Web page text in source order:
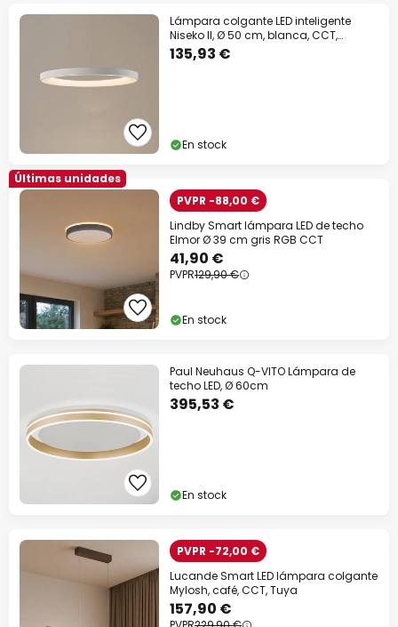
Lámpara colgante LED inteligente
Niseko II, Ø 50 cm, blanca, CCT,
atenuable
135,93 €
En stock
Últimas unidades
PVPR -88,00 €
Lindby Smart lámpara LED de techo
Elmor Ø 39 cm gris RGB CCT
41,90 €
PVPR129,90 €
En stock
Paul Neuhaus Q-VITO Lámpara de
techo LED, Ø 60cm
395,53 €
En stock
PVPR -72,00 €
Lucande Smart LED lámpara colgante
Mylosh, café, CCT, Tuya
157,90 €